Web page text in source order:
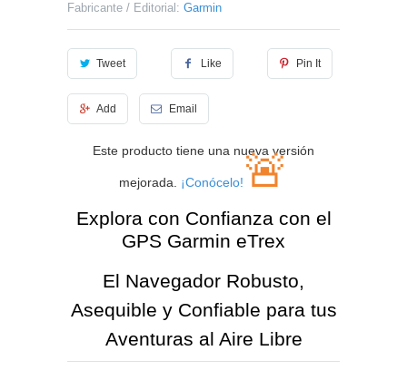
Fabricante / Editorial: Garmin
Tweet Like Pin It
Add Email
Este producto tiene una nueva versión
mejorada. ¡Conócelo!🚨
Explora con Confianza con el
GPS Garmin eTrex
El Navegador Robusto,
Asequible y Confiable para tus
Aventuras al Aire Libre